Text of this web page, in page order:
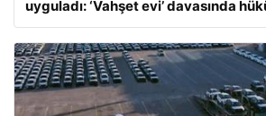
uyguladı: ‘Vahşet evi’ davasında